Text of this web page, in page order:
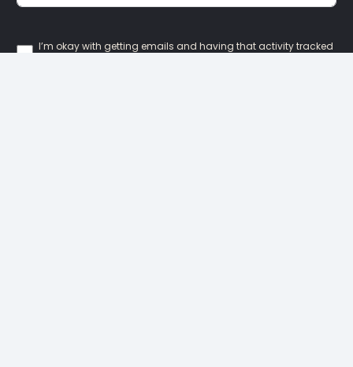
I’m okay with getting emails and having that activity tracked